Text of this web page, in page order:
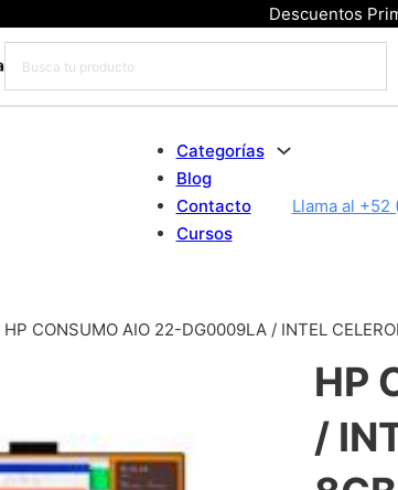
Descuentos
Categorías
Blog
Contacto
Cursos
Llama al
HP CONSUMO AIO 22-DG0009LA / INTEL
HP
/